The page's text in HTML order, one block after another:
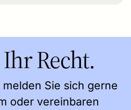
Recht.
Sie sich gerne
oder vereinbaren